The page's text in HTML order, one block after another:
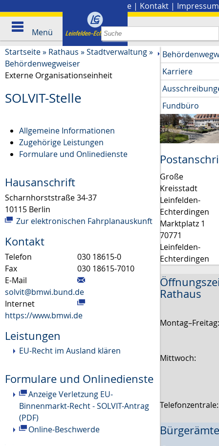
Presse | Kontakt | Impressum
Menü
Startseite» Rathaus »Stadtverwaltung»
Behördenwegweiser
Externe Organisationseinheit
SOLVIT-Stelle
Allgemeine Informationen
Zugehörige Leistungen
Formulare und Onlinedienste
Hausanschrift
Scharnhorststraße 34-37
10115 Berlin
Zur elektronischen Fahrplanauskunft
Kontakt
Telefon
030 18615-0
Fax
030 18615-7010
E-Mail
solvit@bmwi.bund.de
Internet
https://www.bmwi.de
Leistungen
EU-Recht im Ausland klären
Formulare und Onlinedienste
Anzeige Verletzung EU-
Binnenmarkt-Recht - SOLVIT-Antrag
(PDF)
Online-Beschwerde
Karriere
Fundbüro
Große
Kreisstadt
Leinfelden-
Echterdingen
Marktplatz 1
70771
Leinfelden-
Echterdingen
Rathaus
Mittwoch: